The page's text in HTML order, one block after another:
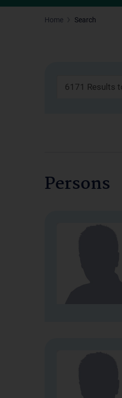
Home Search
6171 Results
Persons